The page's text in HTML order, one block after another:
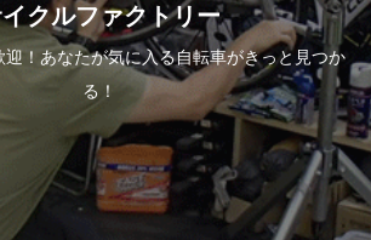
クルファクトリー
！あなたが気に入る自転車がきっと見つか
る！